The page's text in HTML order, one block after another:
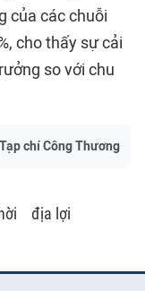
của các chuỗi
cho thấy sự cải
so với chu
Tạp chí Công Thương
địa lợi